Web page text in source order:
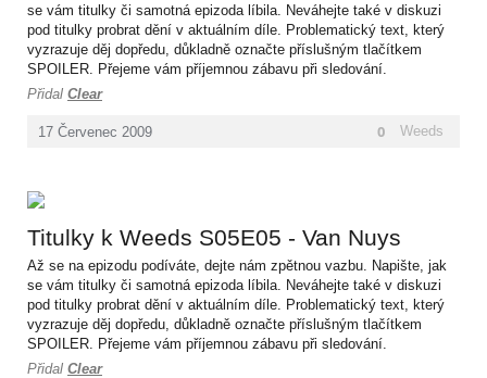
17 Červenec 2009
se vám titulky či samotná epizoda líbila. Neváhejte také v diskuzi
pod titulky probrat dění v aktuálním díle. Problematický text, který
vyzrazuje děj dopředu, důkladně označte příslušným tlačítkem
SPOILER. Přejeme vám příjemnou zábavu při sledování.
Přidal Clear
0 Weeds
Titulky k Weeds S05E05 - Van Nuys
Až se na epizodu podíváte, dejte nám zpětnou vazbu. Napište, jak
se vám titulky či samotná epizoda líbila. Neváhejte také v diskuzi
pod titulky probrat dění v aktuálním díle. Problematický text, který
vyzrazuje děj dopředu, důkladně označte příslušným tlačítkem
SPOILER. Přejeme vám příjemnou zábavu při sledování.
Přidal Clear